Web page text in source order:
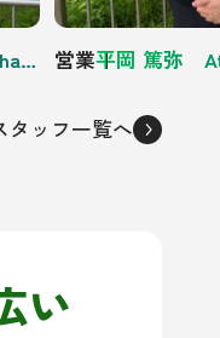
市原 和季 Kazuki Ichihara 営業平岡 篤弥
タッフ一覧へ
い